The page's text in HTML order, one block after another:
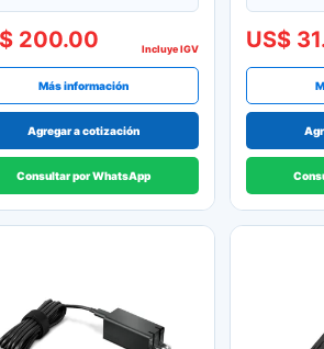
200.00 Incluye IGV
Más información
Agregar a cotización
Consultar por WhatsApp
US$